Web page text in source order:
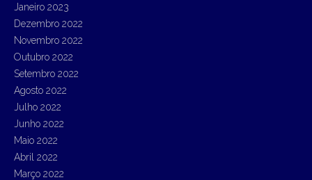
Janeiro 2023
Dezembro 2022
Novembro 2022
Outubro 2022
Setembro 2022
Agosto 2022
Julho 2022
Junho 2022
Maio 2022
Abril 2022
Março 2022